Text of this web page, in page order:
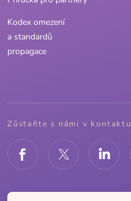
Kodex omezení
a standardů
propagace
Zůstaňte s námi v kontaktu